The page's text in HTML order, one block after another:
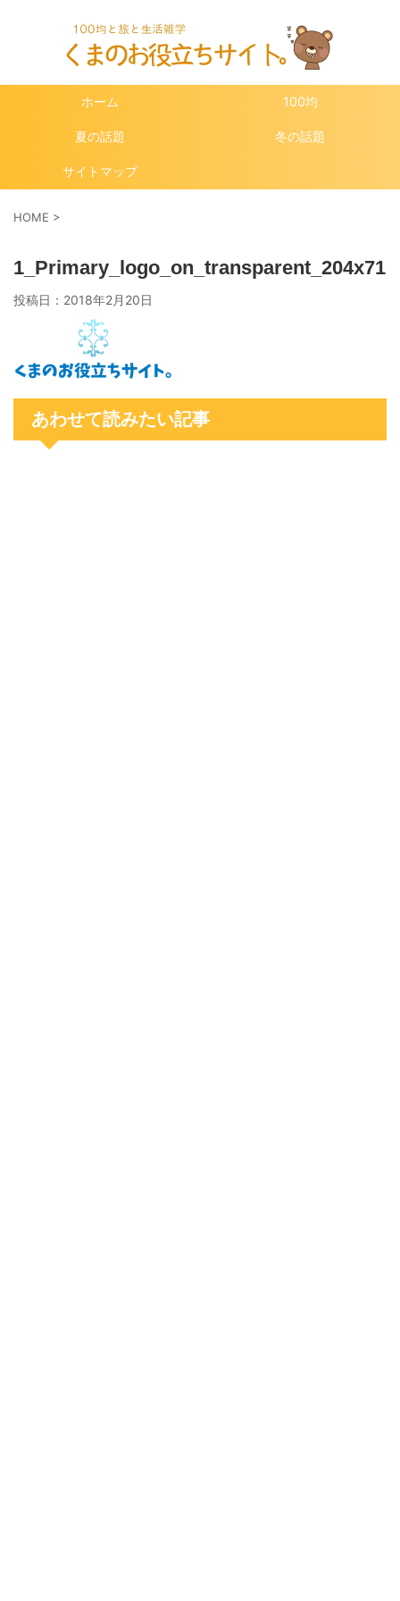
ホーム 100均
夏の話題 冬の話題
サイトマップ
HOME >
1_Primary_logo_on_transparent_204x71
投稿日： 2018年2月20日
あわせて読みたい記事